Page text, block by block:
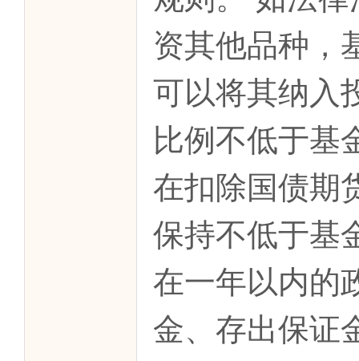
资其他品种，
可以将其纳入
比例不低于基
在扣除国债期
保持不低于基
在一年以内的
金、存出保证